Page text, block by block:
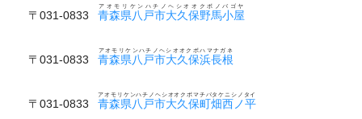
〒031-0833 青森県八戸市大久保野馬小屋
アオモリケンハチノヘシオオクボノバゴヤ
〒031-0833 青森県八戸市大久保浜長根
アオモリケンハチノヘシオオクボハマナガネ
〒031-0833 青森県八戸市大久保町畑西ノ平
アオモリケンハチノヘシオオクボマチバタケニシノタイ